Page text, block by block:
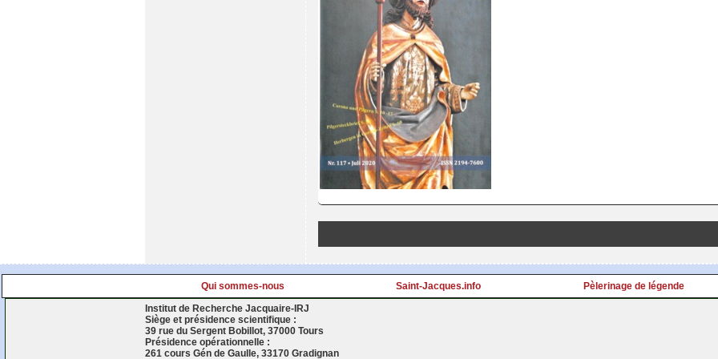
Qui sommes-nous Saint-Jacques.info Pèlerinage de légende
Institut de Recherche Jacquaire-IRJ
Siège et présidence scientifique :
39 rue du Sergent Bobillot, 37000 Tours
Présidence opérationnelle :
261 cours Gén de Gaulle, 33170 Gradignan